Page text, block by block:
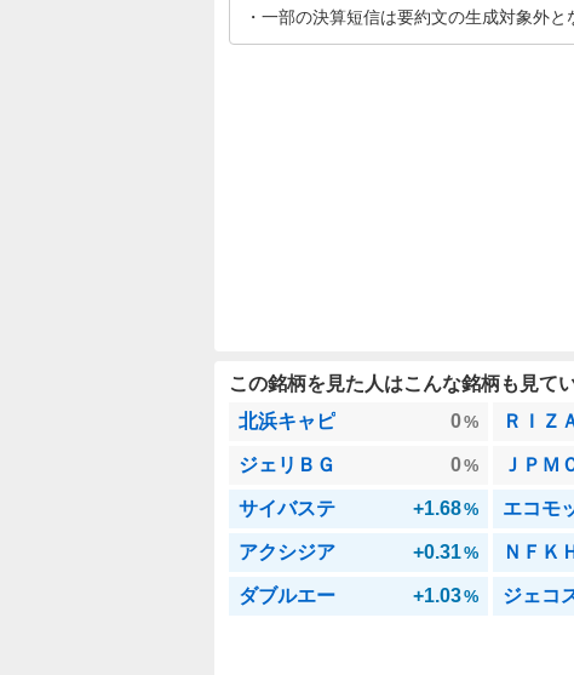
一部の決算短信は要約文の生成対象外と
この銘柄を見た人はこんな銘柄も見て
北浜キャピ
0% ＲＩＺ
ジェリＢＧ 0% ＪＰＭ
サイバステ +1.68% エコモ
アクシジア +0.31% ＮＦＫ
ダブルエー +1.03% ジェコ